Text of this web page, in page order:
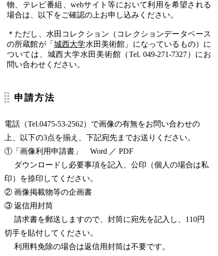
物、テレビ番組、webサイト等において利用を希望される
場合は、以下をご確認の上お申し込みください。
＊ただし、水田コレクション（コレクションデータベース
の所蔵館が「 城西大学水田美術館」になっているもの）に
ついては、城西大学水田美術館（Tel. 049-271-7327）にお
問い合わせください。
申請方法
電話（Tel.0475-53-2562）で画像の有無をお問い合わせの
上、以下の3点を揃え、下記宛先までお送りください。
①「画像利用申請書」 Word ／ PDF
ダウンロードし必要事項を記入、公印（個人の場合は私
印）を捺印してください。
② 画像掲載物等の企画書
③ 返信用封筒
請求書を郵送しますので、封筒に宛先を記入し、110円
切手を貼付してください。
利用料免除の場合は返信用封筒は不要です。